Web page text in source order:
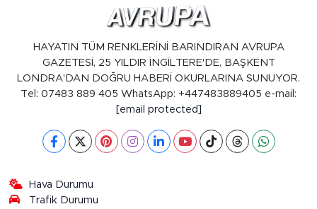
HAYATIN TÜM RENKLERİNİ BARINDIRAN AVRUPA
GAZETESİ, 25 YILDIR İNGİLTERE'DE, BAŞKENT
LONDRA'DAN DOĞRU HABERİ OKURLARINA SUNUYOR.
Tel: 07483 889 405 WhatsApp: +447483889405 e-mail:
[email protected]
Hava Durumu
Trafik Durumu